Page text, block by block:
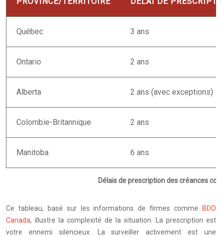
Délais de prescription des créances
Québec 3 ans
Ontario 2 ans
Alberta 2 ans (avec exceptions)
Colombie-Britannique 2 ans
Manitoba 6 ans
Ce tableau, basé sur les informations de firmes comme
BDO
Canada, illustre la complexité de la situation. La prescription est
votre ennemi silencieux. La surveiller activement est une